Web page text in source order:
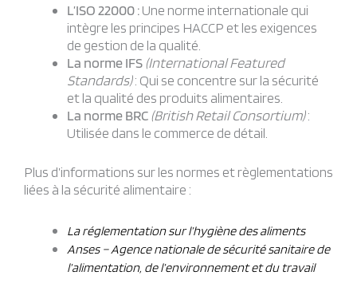
L’ISO 22000 :Une norme internationale qui
intègre les principes HACCP et les exigences
de gestion de la qualité.
La norme IFS(International Featured
Standards): Qui se concentre sur la sécurité
et la qualité des produits alimentaires.
La norme BRC(British Retail Consortium):
Utilisée dans le commerce de détail.
Plus d’informations sur les normes et règlementations
liées à la sécurité alimentaire :
La réglementation sur l’hygiène des aliments
Anses – Agence nationale de sécurité sanitaire de
l’alimentation, de l’environnement et du travail